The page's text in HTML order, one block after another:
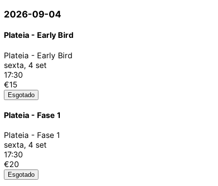
2026-09-04
Plateia - Early Bird
Plateia - Early Bird
sexta, 4 set
17:30
€15
Esgotado
Plateia - Fase 1
Plateia - Fase 1
sexta, 4 set
17:30
€20
Esgotado